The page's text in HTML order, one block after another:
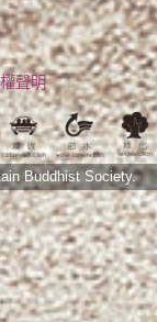
聲明
Buddhist Society.